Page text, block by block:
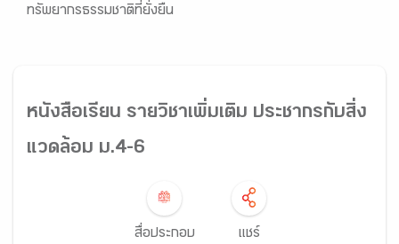
ทรัพยากรธรรมชาติที่ยั่งยืน
หนังสือเรียน รายวิชาเพิ่มเติม ประชากรกับสิ่ง
แวดล้อม ม.4-6
สื่อประกอบ
แชร์